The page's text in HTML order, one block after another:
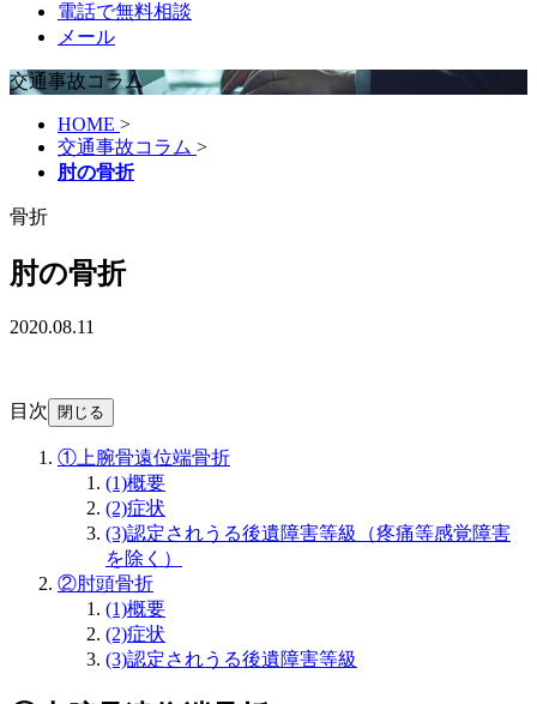
電話で無料相談
メール
交通事故コラム
HOME >
交通事故コラム >
肘の骨折
骨折
肘の骨折
2020.08.11
目次 閉じる
①上腕骨遠位端骨折
(1)概要
(2)症状
(3)認定されうる後遺障害等級（疼痛等感覚障害
を除く）
②肘頭骨折
(1)概要
(2)症状
(3)認定されうる後遺障害等級